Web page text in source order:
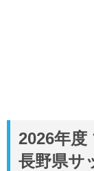
2026年度
長野県サ